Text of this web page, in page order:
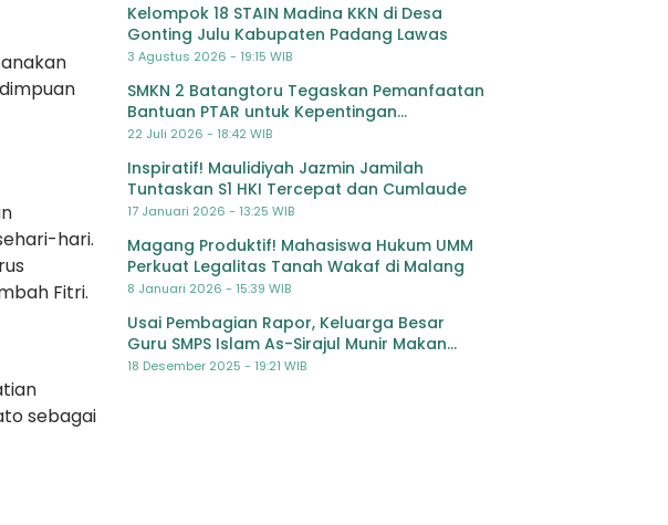
hari.
Fitri.
sebagai
Kelompok 18 STAIN Madina KKN di Desa
Gonting Julu Kabupaten Padang Lawas
3 Agustus 2026 - 19:15 WIB
SMKN 2 Batangtoru Tegaskan Pemanfaatan
Bantuan PTAR untuk Kepentingan
Pendidikan
22 Juli 2026 - 18:42 WIB
Inspiratif! Maulidiyah Jazmin Jamilah
Tuntaskan S1 HKI Tercepat dan Cumlaude
17 Januari 2026 - 13:25 WIB
Magang Produktif! Mahasiswa Hukum UMM
Perkuat Legalitas Tanah Wakaf di Malang
8 Januari 2026 - 15:39 WIB
Usai Pembagian Rapor, Keluarga Besar
Guru SMPS Islam As-Sirajul Munir Makan
Bersama Sambut Libur Awal Semester
18 Desember 2025 - 19:21 WIB